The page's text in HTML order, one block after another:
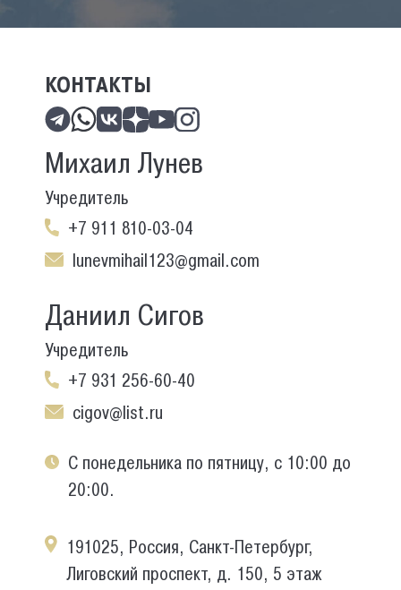
КОНТАКТЫ
Михаил Лунев
Учредитель
+7 911 810-03-04
lunevmihail123@gmail.com
Даниил Сигов
Учредитель
+7 931 256-60-40
cigov@list.ru
С понедельника по пятницу, с 10:00 до
20:00.
191025, Россия, Санкт-Петербург,
Лиговский проспект, д. 150, 5 этаж